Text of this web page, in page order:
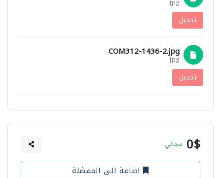
jpg
تحميل
COM312-1436-2.jpg
jpg
تحميل
0$ مجاني
اضافة الى المفضلة